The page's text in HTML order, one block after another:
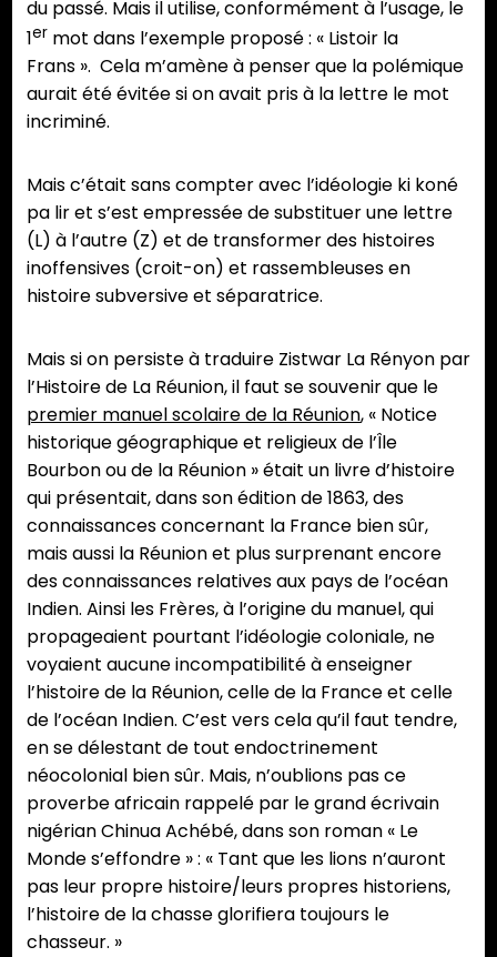
du passé. Mais il utilise, conformément à l’usage, le
1er mot dans l’exemple proposé : « Listoir la
Frans ». Cela m’amène à penser que la polémique
aurait été évitée si on avait pris à la lettre le mot
incriminé.
Mais c’était sans compter avec l’idéologie ki koné
pa lir et s’est empressée de substituer une lettre
(L) à l’autre (Z) et de transformer des histoires
inoffensives (croit-on) et rassembleuses en
histoire subversive et séparatrice.
Mais si on persiste à traduire Zistwar La Rényon par
l’Histoire de La Réunion, il faut se souvenir que le
premier manuel scolaire de la Réunion, « Notice
historique géographique et religieux de l’Île
Bourbon ou de la Réunion » était un livre d’histoire
qui présentait, dans son édition de 1863, des
connaissances concernant la France bien sûr,
mais aussi la Réunion et plus surprenant encore
des connaissances relatives aux pays de l’océan
Indien. Ainsi les Frères, à l’origine du manuel, qui
propageaient pourtant l’idéologie coloniale, ne
voyaient aucune incompatibilité à enseigner
l’histoire de la Réunion, celle de la France et celle
de l’océan Indien. C’est vers cela qu’il faut tendre,
en se délestant de tout endoctrinement
néocolonial bien sûr. Mais, n’oublions pas ce
proverbe africain rappelé par le grand écrivain
nigérian Chinua Achébé, dans son roman « Le
Monde s’effondre » : « Tant que les lions n’auront
pas leur propre histoire/leurs propres historiens,
l’histoire de la chasse glorifiera toujours le
chasseur. »